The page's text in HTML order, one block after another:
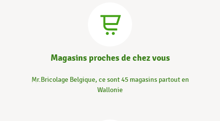
Magasins proches de chez vous
Mr.Bricolage Belgique, ce sont 45 magasins partout en
Wallonie